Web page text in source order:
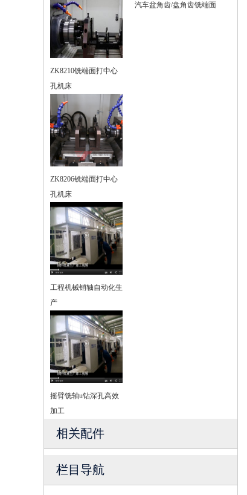
ZK8210铣端面打中心
孔机床
ZK8206铣端面打中心
孔机床
工程机械销轴自动化生
产
摇臂铣轴u钻深孔高效
加工
汽车盆角齿/盘角齿铣端面
相关配件
栏目导航